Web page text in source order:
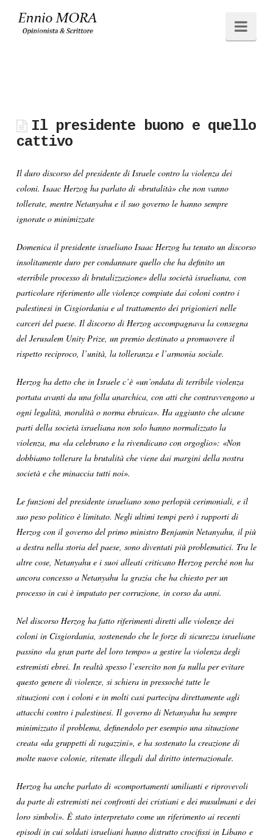
Ennio
Il presidente buono e quello
cattivo
Il duro discorso del presidente di Israele contro la violenza dei
coloni. Isaac Herzog ha parlato di «brutalità» che non vanno
tollerate, mentre Netanyahu e il suo governo le hanno sempre
ignorate o minimizzate
Domenica il presidente israeliano Isaac Herzog ha tenuto un discorso
insolitamente duro per condannare quello che ha definito un
«terribile processo di brutalizzazione» della società israeliana, con
particolare riferimento alle violenze compiute dai coloni contro i
palestinesi in Cisgiordania e al trattamento dei prigionieri nelle
carceri del paese. Il discorso di Herzog accompagnava la consegna
del Jerusalem Unity Prize, un premio destinato a promuovere il
rispetto reciproco, l’unità, la tolleranza e l’armonia sociale.
Herzog ha detto che in Israele c’è «un’ondata di terribile violenza
portata avanti da una folla anarchica, con atti che contravvengono a
ogni legalità, moralità o norma ebraica». Ha aggiunto che alcune
parti della società israeliana non solo hanno normalizzato la
violenza, ma «la celebrano e la rivendicano con orgoglio»: «Non
dobbiamo tollerare la brutalità che viene dai margini della nostra
società e che minaccia tutti noi».
Le funzioni del presidente israeliano sono perlopiù cerimoniali, e il
suo peso politico è limitato. Negli ultimi tempi però i rapporti di
Herzog con il governo del primo ministro Benjamin Netanyahu, il più
a destra nella storia del paese, sono diventati più problematici. Tra le
altre cose, Netanyahu e i suoi alleati criticano Herzog perché non ha
ancora concesso a Netanyahu la grazia che ha chiesto per un
processo in cui è imputato per corruzione, in corso da anni.
Nel discorso Herzog ha fatto riferimenti diretti alle violenze dei
coloni in Cisgiordania, sostenendo che le forze di sicurezza israeliane
passino «la gran parte del loro tempo» a gestire la violenza degli
estremisti ebrei. In realtà spesso l’esercito non fa nulla per evitare
questo genere di violenze, si schiera in pressoché tutte le
situazioni con i coloni e in molti casi partecipa direttamente agli
attacchi contro i palestinesi. Il governo di Netanyahu ha sempre
minimizzato il problema, definendolo per esempio una situazione
creata «da gruppetti di ragazzini», e ha sostenuto la creazione di
molte nuove colonie, ritenute illegali dal diritto internazionale.
Herzog ha anche parlato di «comportamenti umilianti e riprovevoli
da parte di estremisti nei confronti dei cristiani e dei musulmani e dei
loro simboli». È stato interpretato come un riferimento ai recenti
episodi in cui soldati israeliani hanno distrutto crocifissi in Libano e